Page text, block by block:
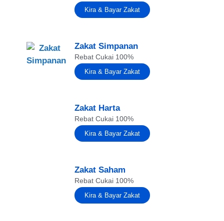
Kira & Bayar Zakat
Zakat Simpanan
Rebat Cukai 100%
Kira & Bayar Zakat
Zakat Harta
Rebat Cukai 100%
Kira & Bayar Zakat
Zakat Saham
Rebat Cukai 100%
Kira & Bayar Zakat